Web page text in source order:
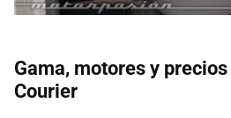
Gama, motores y
Courier